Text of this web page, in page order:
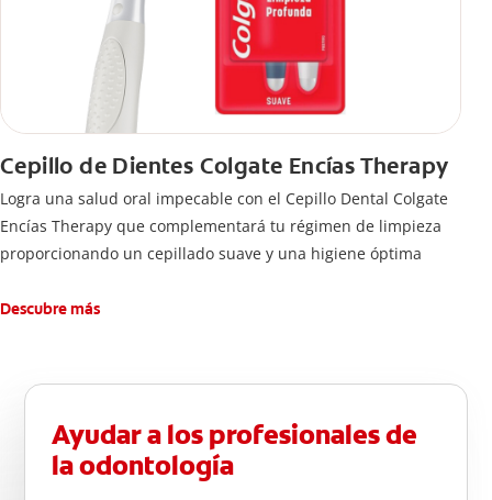
Cepillo de Dientes Colgate Encías Therapy
Logra una salud oral impecable con el Cepillo Dental Colgate
Encías Therapy que complementará tu régimen de limpieza
proporcionando un cepillado suave y una higiene óptima
Descubre más
Ayudar a los profesionales de
la odontología